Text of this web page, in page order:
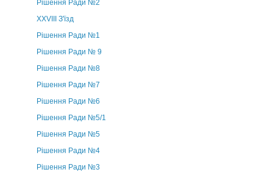
Рішення Ради №2
XXVIII З'їзд
Рішення Ради №1
Рішення Ради № 9
Рішення Ради №8
Рішення Ради №7
Рішення Ради №6
Рішення Ради №5/1
Рішення Ради №5
Рішення Ради №4
Рішення Ради №3